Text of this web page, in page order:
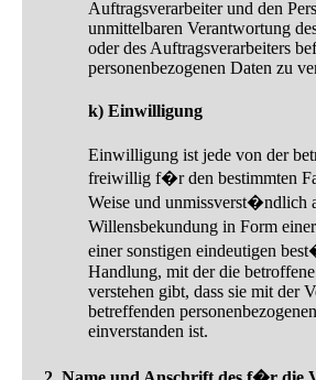
Auftragsverarbeiter und den
unmittelbaren Verantwortung
oder des Auftragsverarbeiters
personenbezogenen Daten zu
k) Einwilligung
Einwilligung ist jede von der
freiwillig f�r den bestimmten
Weise und unmissverst�ndlich
Willensbekundung in Form
einer sonstigen eindeutigen
Handlung, mit der die
verstehen gibt, dass sie mit der
betreffenden
einverstanden ist.